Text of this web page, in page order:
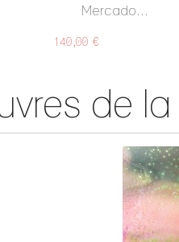
Mercado...
140,00 €
de